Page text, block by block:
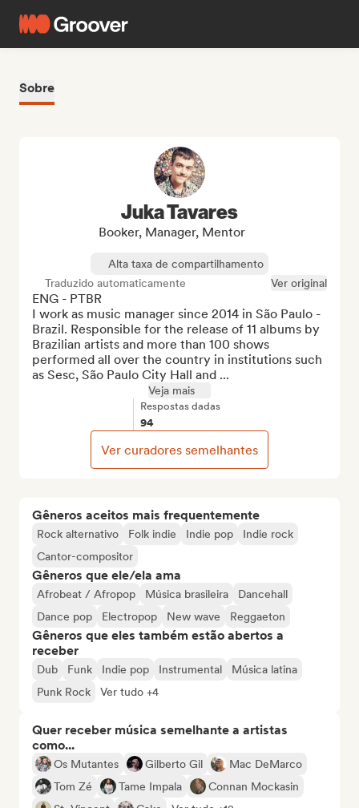
Sobre
Gêneros aceitos mais frequentemente
Rock alternativo Folk indie Indie pop
Indie rock
Cantor-compositor
Gêneros que ele/ela ama
Afrobeat / Afropop Música brasileira
Dancehall
Dance pop
Electropop New wave Reggaeton
Gêneros que eles também estão abertos a
receber
Dub Funk Indie pop Instrumental
Música latina
Punk Rock
Ver tudo +4
Quer receber música semelhante a artistas
como...
Os Mutantes Gilberto Gil
Mac DeMarco
Tom Zé
Tame Impala
Connan Mockasin
Juka Tavares
Booker, Manager, Mentor
Alta taxa de compartilhamento
Traduzido automaticamente
Ver original
ENG - PTBR
I work as music manager since 2014 in São Paulo -
Brazil. Responsible for the release of 11 albums by
Brazilian artists and more than 100 shows
performed all over the country in institutions such
as Sesc, São Paulo City Hall and ...
Veja mais
Respostas dadas
94
Ver curadores semelhantes